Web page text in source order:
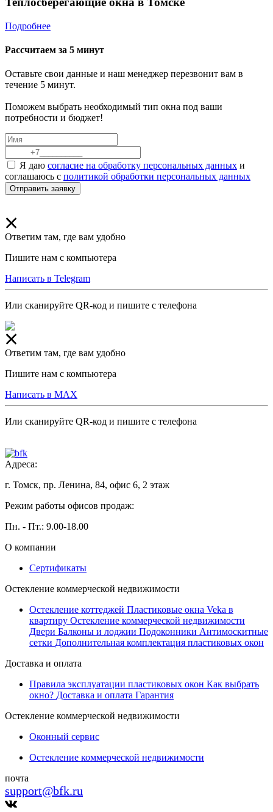
Подробнее
Рассчитаем за 5 минут
Оставьте свои данные и наш менеджер перезвонит вам в
течение 5 минут.
Поможем выбрать необходимый тип окна под ваши
потребности и бюджет!
Я даю согласие на обработку персональных данных и
соглашаюсь с политикой обработки персональных данных
Отправить заявку
Ответим там, где вам удобно
Пишите нам с компьютера
Написать в Telegram
Или сканируйте QR-код и пишите с телефона
Ответим там, где вам удобно
Пишите нам с компьютера
Написать в MAX
Или сканируйте QR-код и пишите с телефона
Адреса:
г. Томск, пр. Ленина, 84, офис 6, 2 этаж
Режим работы офисов продаж:
Пн. - Пт.: 9.00-18.00
О компании
Сертификаты
Остекление коммерческой недвижимости
Остекление коттеджей Пластиковые окна Veka в
квартиру Остекление коммерческой недвижимости
Двери Балконы и лоджии Подоконники Антимоскитные
сетки Дополнительная комплектация пластиковых окон
Доставка и оплата
Правила эксплуатации пластиковых окон Как выбрать
окно? Доставка и оплата Гарантия
Остекление коммерческой недвижимости
Оконный сервис
Остекление коммерческой недвижимости
почта
support@bfk.ru